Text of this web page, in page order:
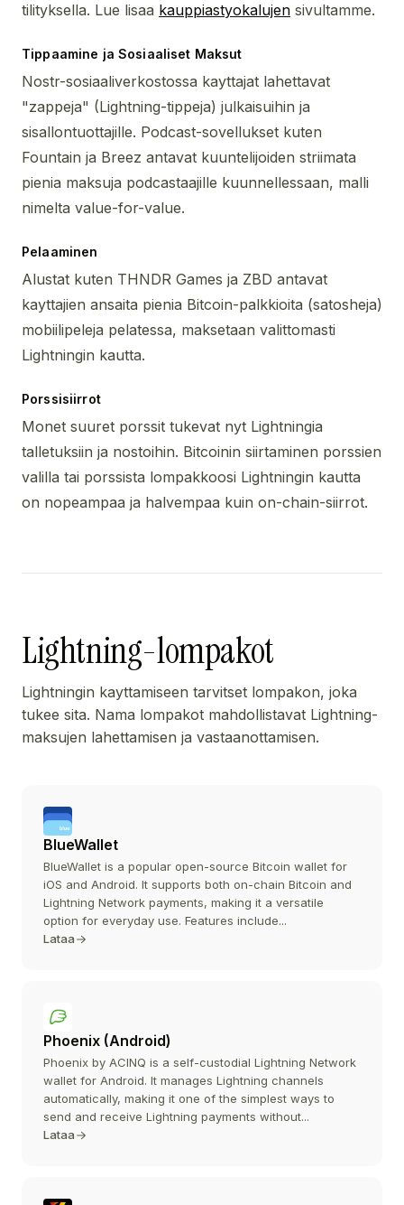
tilityksella. Lue lisaa kauppiastyokalujen sivultamme.
Tippaamine ja Sosiaaliset Maksut
Nostr-sosiaaliverkostossa kayttajat lahettavat
"zappeja" (Lightning-tippeja) julkaisuihin ja
sisallontuottajille. Podcast-sovellukset kuten
Fountain ja Breez antavat kuuntelijoiden striimata
pienia maksuja podcastaajille kuunnellessaan, malli
nimelta value-for-value.
Pelaaminen
Alustat kuten THNDR Games ja ZBD antavat
kayttajien ansaita pienia Bitcoin-palkkioita (satosheja)
mobiilipeleja pelatessa, maksetaan valittomasti
Lightningin kautta.
Porssisiirrot
Monet suuret porssit tukevat nyt Lightningia
talletuksiin ja nostoihin. Bitcoinin siirtaminen porssien
valilla tai porssista lompakkoosi Lightningin kautta
on nopeampaa ja halvempaa kuin on-chain-siirrot.
Lightning-lompakot
Lightningin kayttamiseen tarvitset lompakon, joka
tukee sita. Nama lompakot mahdollistavat Lightning-
maksujen lahettamisen ja vastaanottamisen.
BlueWallet
BlueWallet is a popular open-source Bitcoin wallet for
iOS and Android. It supports both on-chain Bitcoin and
Lightning Network payments, making it a versatile
option for everyday use. Features include...
Lataa
Phoenix (Android)
Phoenix by ACINQ is a self-custodial Lightning Network
wallet for Android. It manages Lightning channels
automatically, making it one of the simplest ways to
send and receive Lightning payments without...
Lataa